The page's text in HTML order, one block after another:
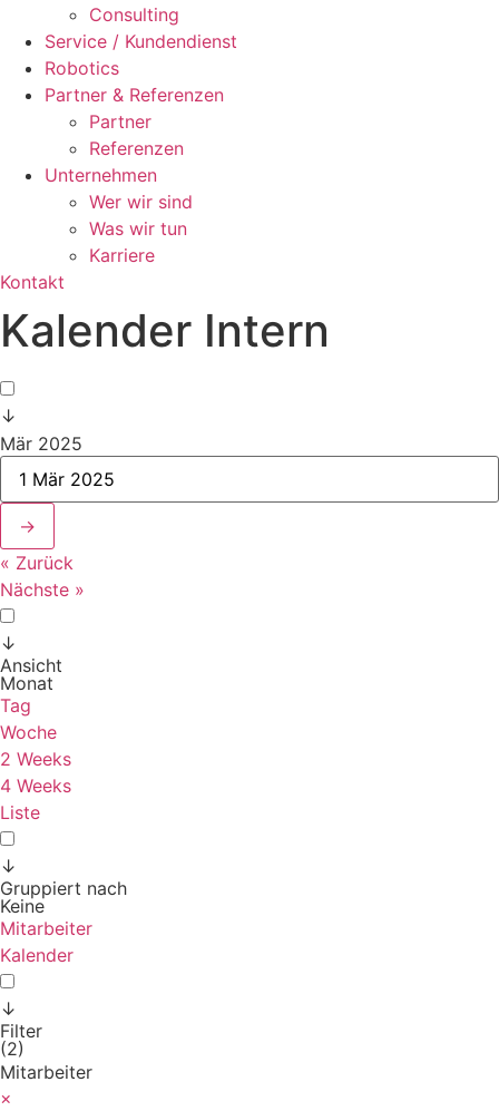
Consulting
Service / Kundendienst
Robotics
Partner & Referenzen
Partner
Referenzen
Unternehmen
Wer wir sind
Was wir tun
Karriere
Kontakt
Kalender Intern
↓
Mär 2025
→
« Zurück
Nächste »
↓
Ansicht
Monat
Tag
Woche
2 Weeks
4 Weeks
Liste
↓
Gruppiert nach
Keine
Mitarbeiter
Kalender
↓
Filter
(2)
Mitarbeiter
×